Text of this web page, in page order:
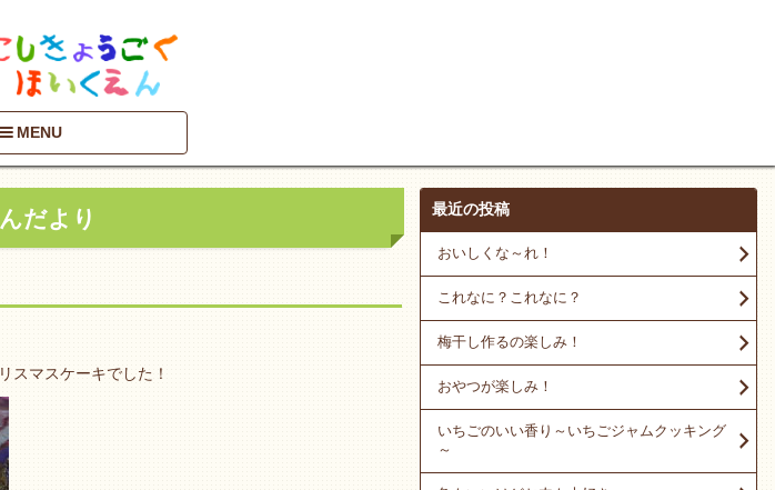
MENU
だより
スマスケーキでした！
最近の投稿
おいしくな～れ！
これなに？これなに？
梅干し作るの楽しみ！
おやつが楽しみ！
いちごのいい香り～いちごジャムクッキング
～